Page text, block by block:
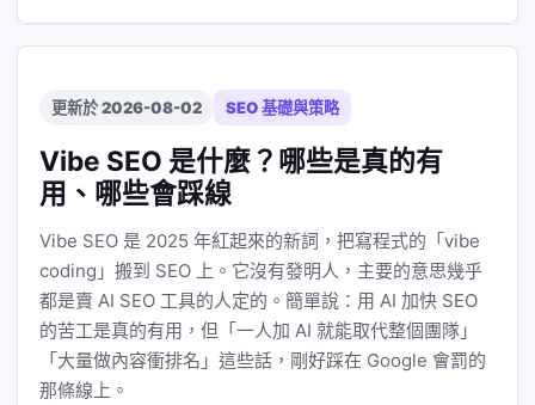
更新於 2026-08-02 SEO 基礎與策略
Vibe SEO 是什麼？哪些是真的有
用、哪些會踩線
Vibe SEO 是 2025 年紅起來的新詞，把寫程式的「vibe
coding」搬到 SEO 上。它沒有發明人，主要的意思幾乎
都是賣 AI SEO 工具的人定的。簡單說：用 AI 加快 SEO
的苦工是真的有用，但「一人加 AI 就能取代整個團隊」
「大量做內容衝排名」這些話，剛好踩在 Google 會罰的
那條線上。